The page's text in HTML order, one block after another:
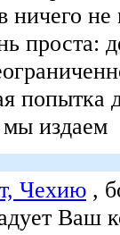
ничего
проста:
попытка
мы издаем
Чехию ,
Ваш